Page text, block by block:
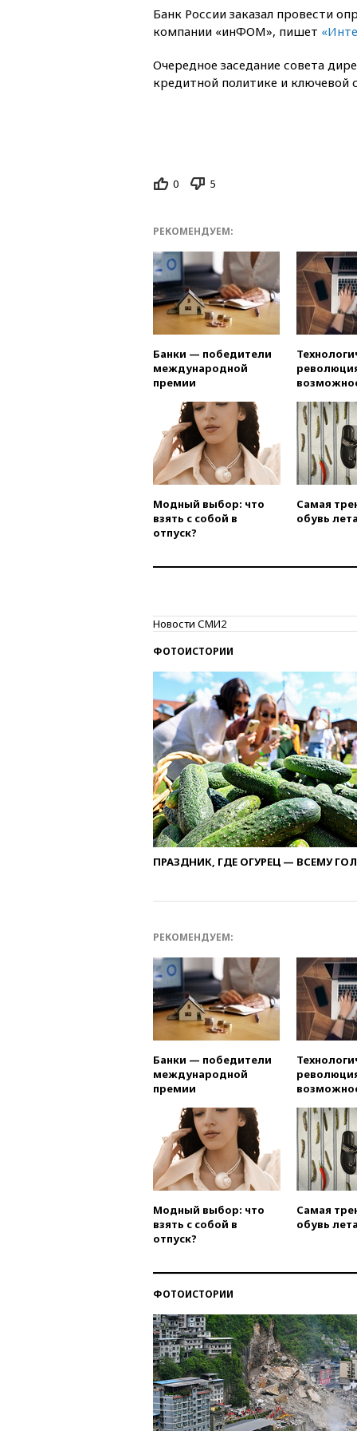
Банк России заказал провести
компании «инФОМ», пишет
Очередное заседание совета
кредитной политике и ключевой
0 5
РЕКОМЕНДУЕМ:
Банки — победители
международной
премии
Модный выбор: что
взять с собой в
отпуск?
Самая
обувь
Новости СМИ2
ФОТОИСТОРИИ
ПРАЗДНИК, ГДЕ ОГУРЕЦ — ВСЕМУ
РЕКОМЕНДУЕМ:
Банки — победители
международной
премии
Модный выбор: что
взять с собой в
отпуск?
Самая
обувь
ФОТОИСТОРИИ